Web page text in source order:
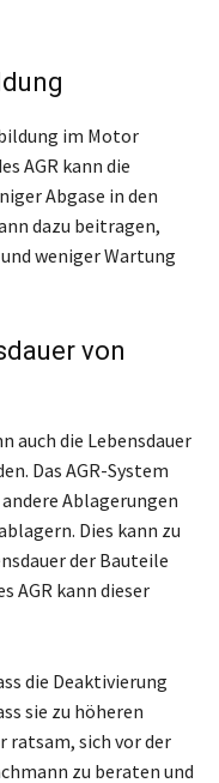
im Motor
AGR kann die
Abgase in den
dazu beitragen,
weniger Wartung
von
auch die Lebensdauer
Das AGR-System
Ablagerungen
Dies kann zu
der Bauteile
AGR kann dieser
die Deaktivierung
sie zu höheren
ratsam, sich vor der
zu beraten und